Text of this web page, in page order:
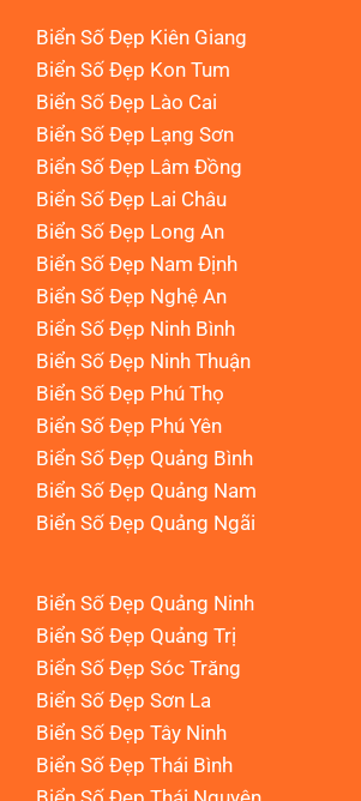
Biển Số Đẹp Kiên Giang
Biển Số Đẹp Kon Tum
Biển Số Đẹp Lào Cai
Biển Số Đẹp Lạng Sơn
Biển Số Đẹp Lâm Đồng
Biển Số Đẹp Lai Châu
Biển Số Đẹp Long An
Biển Số Đẹp Nam Định
Biển Số Đẹp Nghệ An
Biển Số Đẹp Ninh Bình
Biển Số Đẹp Ninh Thuận
Biển Số Đẹp Phú Thọ
Biển Số Đẹp Phú Yên
Biển Số Đẹp Quảng Bình
Biển Số Đẹp Quảng Nam
Biển Số Đẹp Quảng Ngãi
Biển Số Đẹp Quảng Ninh
Biển Số Đẹp Quảng Trị
Biển Số Đẹp Sóc Trăng
Biển Số Đẹp Sơn La
Biển Số Đẹp Tây Ninh
Biển Số Đẹp Thái Bình